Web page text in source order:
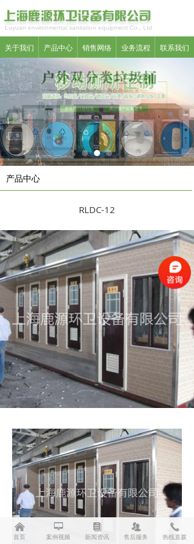
Luyuan environmental sanitation equipment Co., Ltd
关于我们 产品中心 销售网络 业务流程 联系我们
RLDC-12
产品中心
낀
首页
넡
案例视频
뀴
新闻资讯
뀡
售后服务
끅
热线直拨